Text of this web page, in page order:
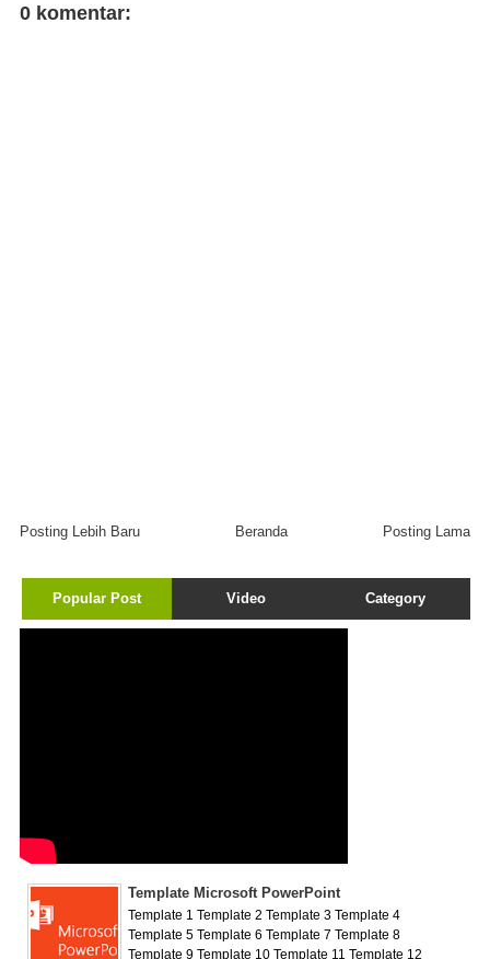
0 komentar:
Posting Lebih Baru Posting Lama
Beranda
Popular Post Video Category
Template Microsoft PowerPoint
Template 1 Template 2 Template 3 Template 4
Template 5 Template 6 Template 7 Template 8
Template 9 Template 10 Template 11 Template 12